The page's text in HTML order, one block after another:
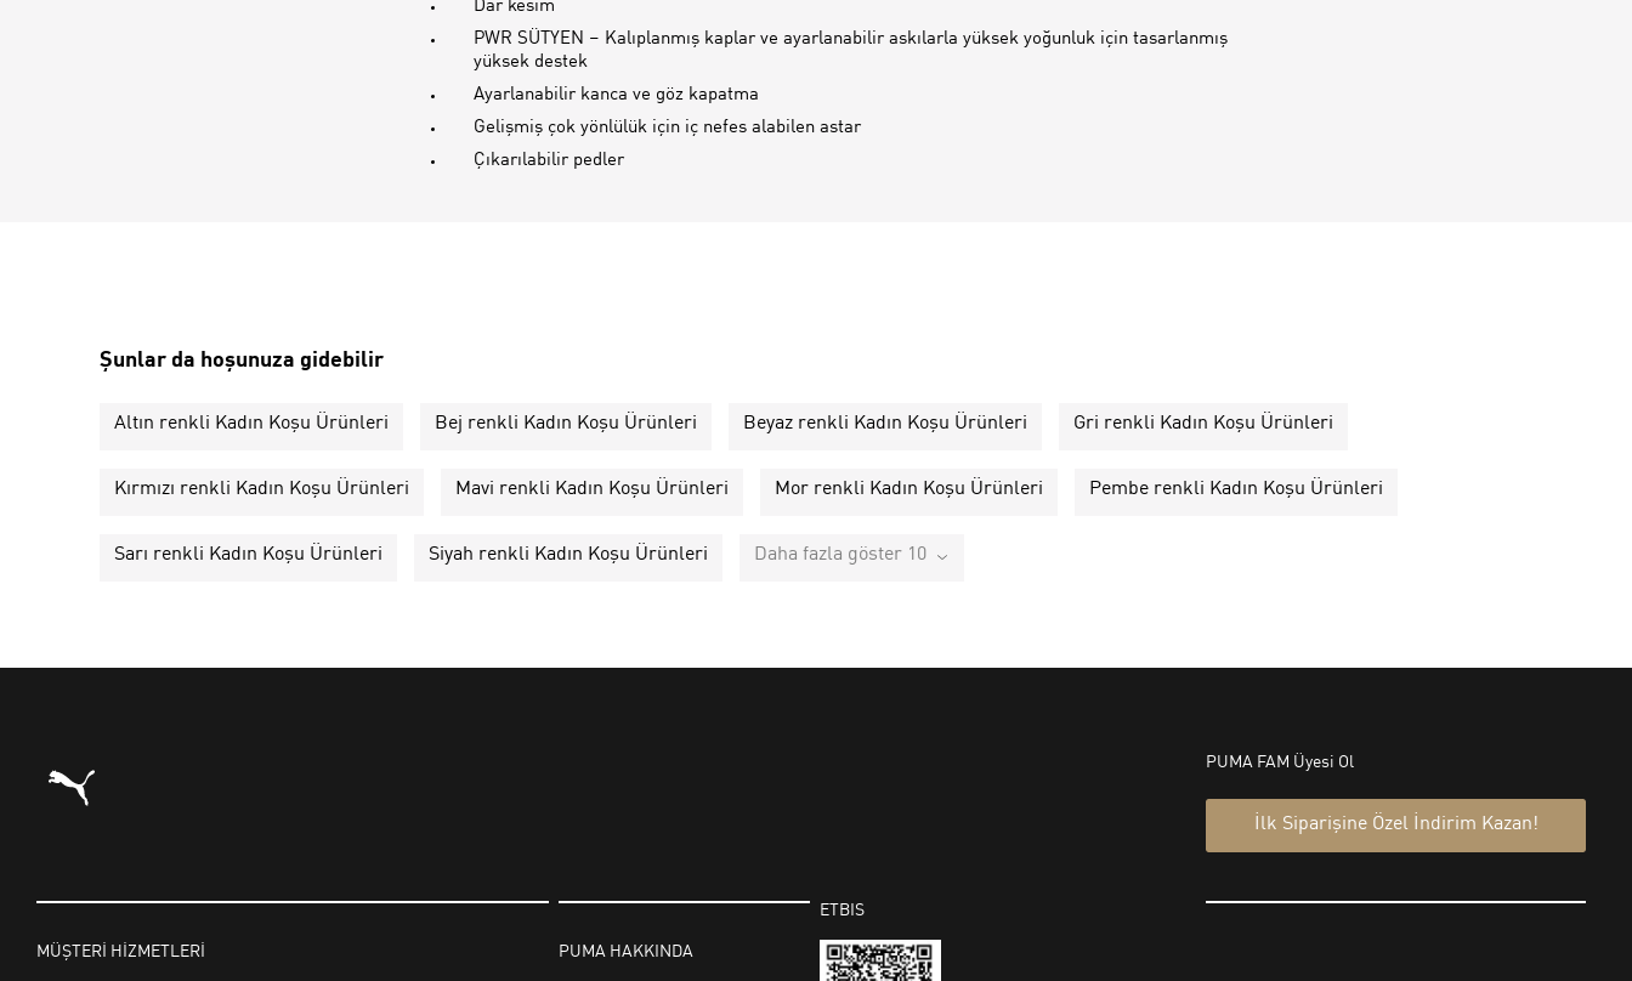
Dar kesim
PWR SÜTYEN – Kalıplanmış kaplar ve ayarlanabilir askılarla yüksek yoğunluk için tasarlanmış
yüksek destek
Ayarlanabilir kanca ve göz kapatma
Gelişmiş çok yönlülük için iç nefes alabilen astar
Çıkarılabilir pedler
Şunlar da hoşunuza gidebilir
Altın renkli Kadın Koşu Ürünleri Bej renkli Kadın Koşu Ürünleri Beyaz renkli Kadın Koşu Ürünleri Gri renkli Kadın Koşu Ürünleri
Kırmızı renkli Kadın Koşu Ürünleri Mavi renkli Kadın Koşu Ürünleri Mor renkli Kadın Koşu Ürünleri Pembe renkli Kadın Koşu Ürünleri
Sarı renkli Kadın Koşu Ürünleri Siyah renkli Kadın Koşu Ürünleri Daha fazla göster 10